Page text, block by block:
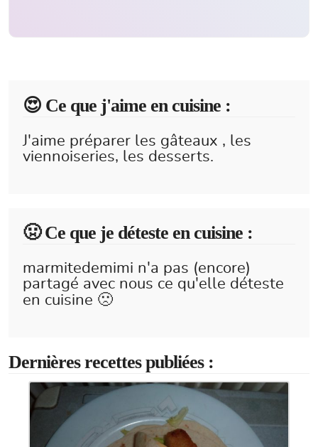
😍️ Ce que j'aime en cuisine :
J'aime préparer les gâteaux , les
viennoiseries, les desserts.
🤢 Ce que je déteste en cuisine :
marmitedemimi n'a pas (encore)
partagé avec nous ce qu'elle déteste
en cuisine 🙁
Dernières recettes publiées :